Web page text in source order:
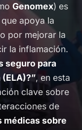
Genomex) es
apoya la
por mejorar la
la inflamación.
seguro para
, en esta
clave sobre
de
médicas sobre